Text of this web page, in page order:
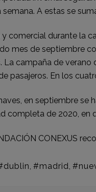
A estas se
comercial durante la
mes de septiembre
La campaña de
pasajeros. En los
en septiembre se
completa de 2020,
CONEXUS
, #madrid,